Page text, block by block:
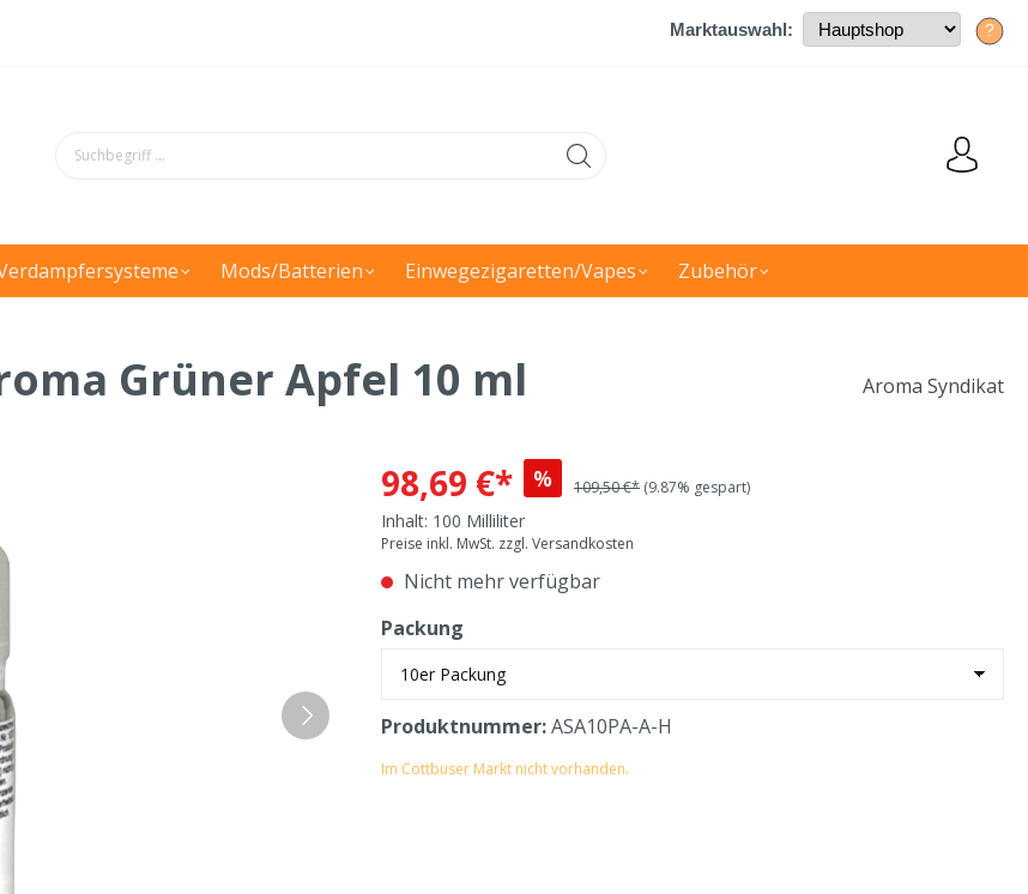
Marktauswahl: ?
Mods/Batterien Einwegezigaretten/Vapes Zubehör
Grüner Apfel 10 ml Aroma Syndikat
98,69 €* % 109,50 €* (9.87% gespart)
Inhalt: 100 Milliliter
Preise inkl. MwSt. zzgl. Versandkosten
Nicht mehr verfügbar
Packung
Produktnummer:ASA10PA-A-H
Im Cottbuser Markt nicht vorhanden.